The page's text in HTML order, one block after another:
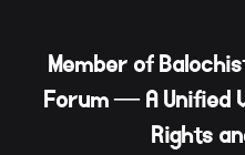
Member of
Forum — A Unified
Rights